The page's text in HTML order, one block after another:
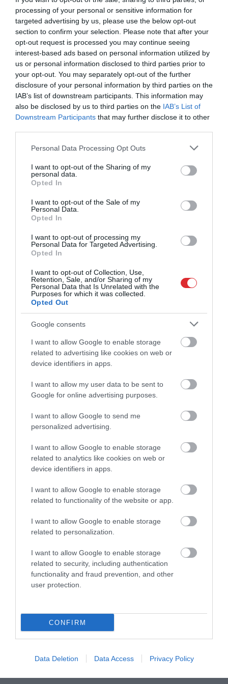
processing of your personal or sensitive information for
targeted advertising by us, please use the below opt-out
section to confirm your selection. Please note that after your
opt-out request is processed you may continue seeing
interest-based ads based on personal information utilized by
us or personal information disclosed to third parties prior to
your opt-out. You may separately opt-out of the further
disclosure of your personal information by third parties on the
IAB’s list of downstream participants. This information may
also be disclosed by us to third parties on the IAB’s List of
Downstream Participants that may further disclose it to other
Please note that this website/app uses one or more Google
not limited to your visit or usage behaviour. You may click to
grant or deny consent to Google and its third-party tags to
use your data for below specified purposes in below Google
consent section.
Personal Data Processing Opt Outs
I want to opt-out of the Sharing of my
personal data.
Opted In
I want to opt-out of the Sale of my
Personal Data.
Opted In
I want to opt-out of processing my
Personal Data for Targeted Advertising.
Opted In
I want to opt-out of Collection, Use,
Retention, Sale, and/or Sharing of my
Personal Data that Is Unrelated with the
Purposes for which it was collected.
Opted Out
Google consents
I want to allow Google to enable storage
related to advertising like cookies on web or
device identifiers in apps.
I want to allow my user data to be sent to
Google for online advertising purposes.
I want to allow Google to send me
personalized advertising.
I want to allow Google to enable storage
related to analytics like cookies on web or
device identifiers in apps.
I want to allow Google to enable storage
related to functionality of the website or app.
I want to allow Google to enable storage
related to personalization.
I want to allow Google to enable storage
related to security, including authentication
functionality and fraud prevention, and other
user protection.
CONFIRM
Data Deletion Data Access Privacy Policy
trešo vietu ieguvējas iegūs tiesības piedalīties
nākamā gada pasaules čempionātā U19 vecuma
grupā.
Situācija Rīgas grupā:1. Turcija 5-0, 2. Itālija 5-
0, 3. Spānija 3-2, 4. Polija 3-2, 5. Beļģija 2-3, 6.
Čehija 1-4, 7. Latvija 1-4, 8. Islande 0-5.
Situācija Šauļu grupā:1. Bulgārija 4-1, 2.
Ungārija 4-1, 3. Francija 4-1, 4. Vācija 4-1, 5.
Nīderlande 3-2, 6. Grieķija 1-4, 7. Somija 0-5, 8.
(trešdien, 8. jūlijā, pulksten 20) un Beļģiju
(ceturtdien, 9. jūlijā, pulksten 20).
CEV Eiropas U18 sieviešu volejbola čempionāts
Rīgā tiek īstenots ar Rīgas Valstspilsētas
pašvaldības finansiālu atbalstu.
Biļetes pieejamas Biļešu paradīzes kasēs visā
Latvijā un tiešsaistē:
https://www.bilesuparadize.lv/lv/custompage/6413
Spēles tiešraidē skatāmas European Volleyball
YouTube kanālā:
https://youtube.com/@cevolleyball?
CITS NO ŠĪS TĒMAS
Latvietes nopelna un izmanto iespēju
vienā setā pret Čehiju, turnīra
Beļģiju
Tā arī mēdz notikt! Pļaviņš/Fokerots
nodrošina trešo vietu
Latvietes Eiropas U18 čempionātu
pabeidz ar labu sajūtu un sapratni, pie
kā jāpiestrādā ceļā uz virsotnēm